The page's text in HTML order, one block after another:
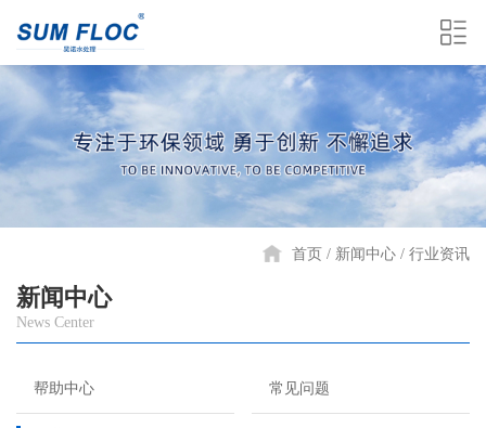
首页 新闻中心 行业资讯
新闻中心
News Center
帮助中心 常见问题